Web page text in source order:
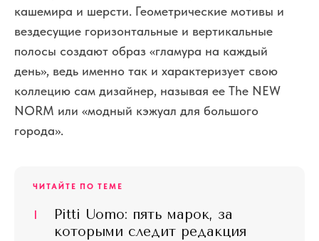
кашемира и шерсти. Геометрические мотивы и
вездесущие горизонтальные и вертикальные
полосы создают образ «гламура на каждый
день», ведь именно так и характеризует свою
коллецию сам дизайнер, называя ее The NEW
NORM или «модный кэжуал для большого
города».
ЧИТАЙТЕ ПО ТЕМЕ
I
Pitti Uomo: пять марок, за
которыми следит редакция